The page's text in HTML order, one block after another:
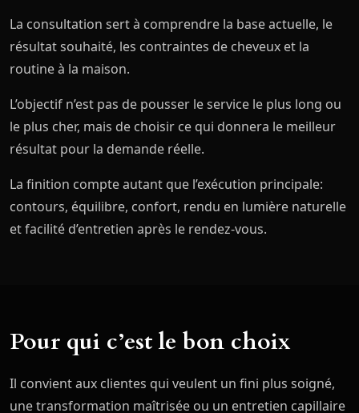
La consultation sert à comprendre la base actuelle, le
résultat souhaité, les contraintes de cheveux et la
routine à la maison.
L’objectif n’est pas de pousser le service le plus long ou
le plus cher, mais de choisir ce qui donnera le meilleur
résultat pour la demande réelle.
La finition compte autant que l’exécution principale:
contours, équilibre, confort, rendu en lumière naturelle
et facilité d’entretien après le rendez-vous.
Pour qui c’est le bon choix
Il convient aux clientes qui veulent un fini plus soigné,
une transformation maîtrisée ou un entretien capillaire